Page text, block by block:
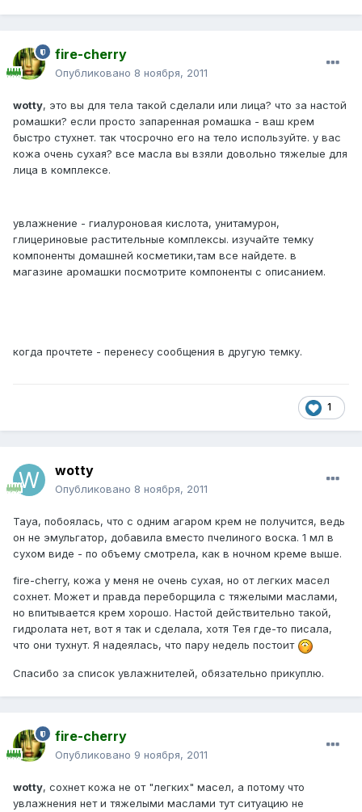
fire-cherry
Опубликовано 8 ноября, 2011
wotty, это вы для тела такой сделали или лица? что за настой
ромашки? если просто запаренная ромашка - ваш крем
быстро стухнет. так чтосрочно его на тело используйте. у вас
кожа очень сухая? все масла вы взяли довольно тяжелые для
лица в комплексе.
увлажнение - гиалуроновая кислота, унитамурон,
глицериновые растительные комплексы. изучайте темку
компоненты домашней косметики,там все найдете. в
магазине аромашки посмотрите компоненты с описанием.
когда прочтете - перенесу сообщения в другую темку.
1
wotty
Опубликовано 8 ноября, 2011
Taya, побоялась, что с одним агаром крем не получится, ведь
он не эмульгатор, добавила вместо пчелиного воска. 1 мл в
сухом виде - по объему смотрела, как в ночном креме выше.
fire-cherry, кожа у меня не очень сухая, но от легких масел
сохнет. Может и правда переборщила с тяжелыми маслами,
но впитывается крем хорошо. Настой действительно такой,
гидролата нет, вот я так и сделала, хотя Тея где-то писала,
что они тухнут. Я надеялась, что пару недель постоит
Спасибо за список увлажнителей, обязательно прикуплю.
fire-cherry
Опубликовано 9 ноября, 2011
wotty, сохнет кожа не от "легких" масел, а потому что
увлажнения нет и тяжелыми маслами тут ситуацию не